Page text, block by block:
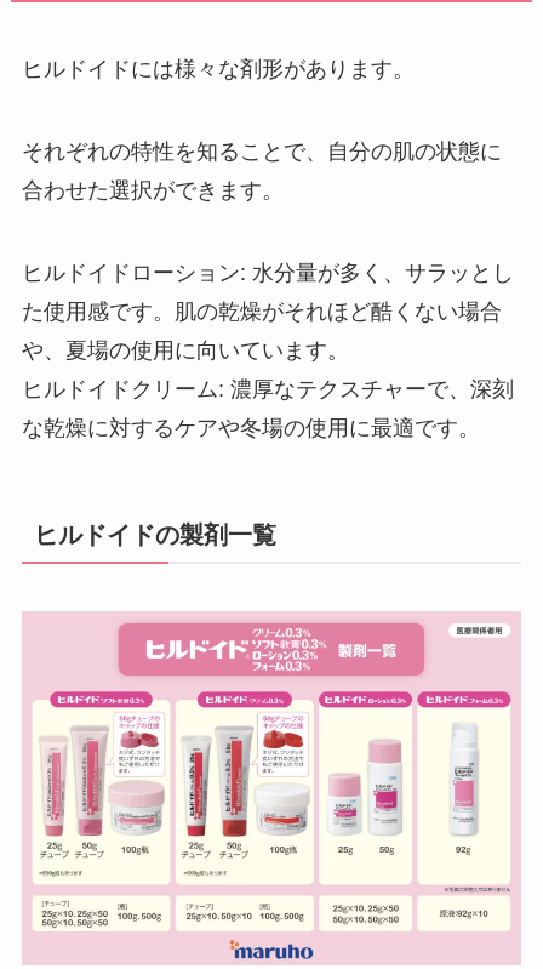
ヒルドイドには様々な剤形があります。
それぞれの特性を知ることで、自分の肌の状態に
合わせた選択ができます。
ヒルドイドローション: 水分量が多く、サラッとし
た使用感です。肌の乾燥がそれほど酷くない場合
や、夏場の使用に向いています。
ヒルドイドクリーム: 濃厚なテクスチャーで、深刻
な乾燥に対するケアや冬場の使用に最適です。
ヒルドイドの製剤一覧